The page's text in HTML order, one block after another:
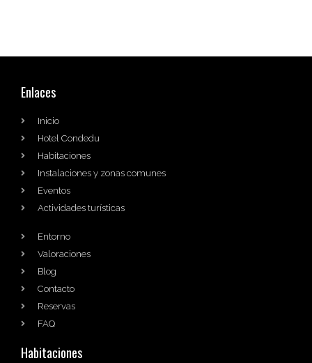
Enlaces
Inicio
Hotel Condedu
Habitaciones
Instalaciones y zonas comunes
Eventos
Actividades turísticas
Entorno
Valoraciones
Blog
Contacto
Reservas
FAQ
Habitaciones